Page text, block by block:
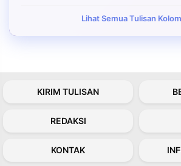
Lihat Semua Tulisan
KIRIM TULISAN
REDAKSI
KONTAK